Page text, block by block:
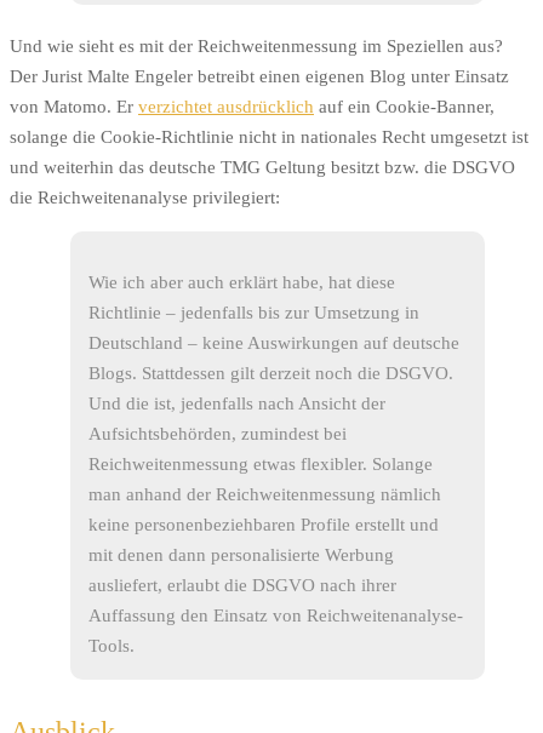
Und wie sieht es mit der Reichweitenmessung im Speziellen aus?
Der Jurist Malte Engeler betreibt einen eigenen Blog unter Einsatz
von Matomo. Er verzichtet ausdrücklich auf ein Cookie-Banner,
solange die Cookie-Richtlinie nicht in nationales Recht umgesetzt ist
und weiterhin das deutsche TMG Geltung besitzt bzw. die DSGVO
die Reichweitenanalyse privilegiert:
Wie ich aber auch erklärt habe, hat diese
Richtlinie – jedenfalls bis zur Umsetzung in
Deutschland – keine Auswirkungen auf deutsche
Blogs. Stattdessen gilt derzeit noch die DSGVO.
Und die ist, jedenfalls nach Ansicht der
Aufsichtsbehörden, zumindest bei
Reichweitenmessung etwas flexibler. Solange
man anhand der Reichweitenmessung nämlich
keine personenbeziehbaren Profile erstellt und
mit denen dann personalisierte Werbung
ausliefert, erlaubt die DSGVO nach ihrer
Auffassung den Einsatz von Reichweitenanalyse-
Tools.